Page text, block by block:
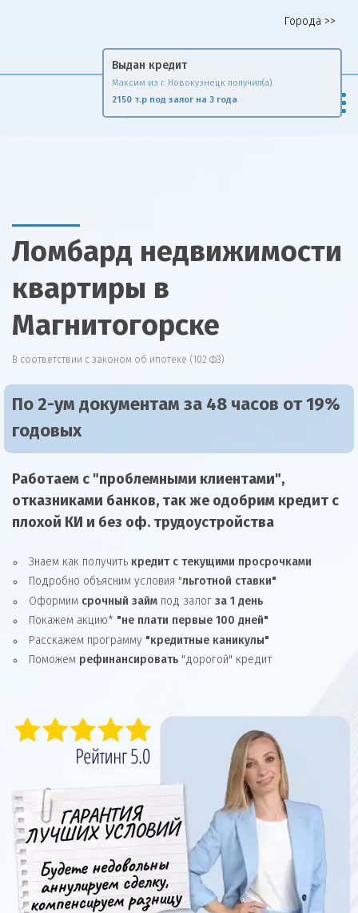
Города >>
FinRise
Ломбард недвижимости
квартиры в
Магнитогорске
В соответствии с законом об ипотеке (102 ФЗ)
По 2-ум документам за 48 часов от 19%
годовых
Работаем с "проблемными клиентами",
отказниками банков, так же одобрим кредит с
плохой КИ и без оф. трудоустройства
Знаем как получить кредит с текущими просрочками
Подробно объясним условия "льготной ставки"
Оформим срочный займ под залог за 1 день
Покажем акцию* "не плати первые 100 дней"
Расскажем программу "кредитные каникулы"
Поможем рефинансировать "дорогой" кредит